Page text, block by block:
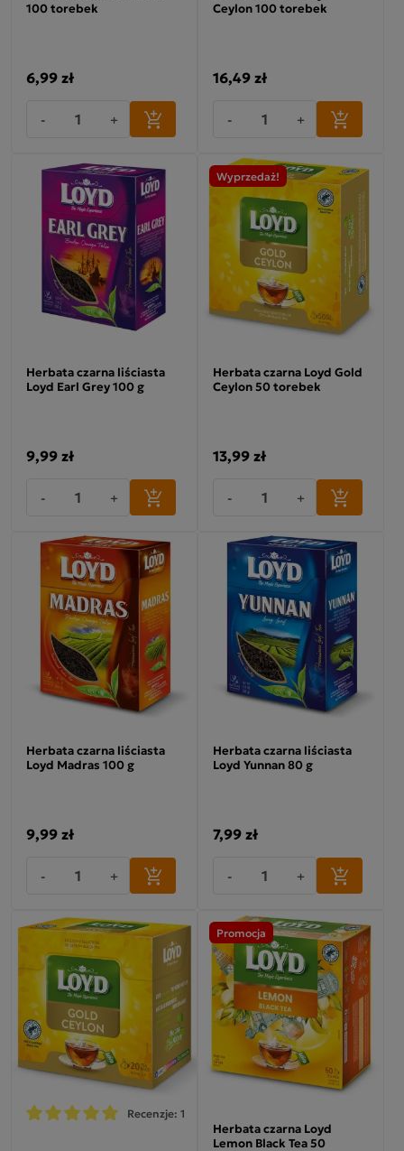
100 torebek
6,99 zł
- +
Ceylon 100 torebek
16,49 zł
- +
Herbata czarna liściasta
Loyd Earl Grey 100 g
9,99 zł
- +
Wyprzedaż!
Herbata czarna Loyd Gold
Ceylon 50 torebek
13,99 zł
- +
Herbata czarna liściasta
Loyd Madras 100 g
9,99 zł
- +
Herbata czarna liściasta
Loyd Yunnan 80 g
7,99 zł
- +
Recenzje: 1
Promocja
Herbata czarna Loyd
Lemon Black Tea 50